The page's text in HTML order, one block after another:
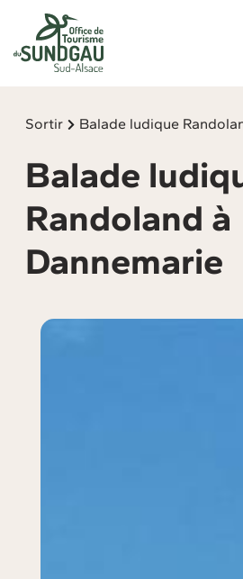
Sortir Balade ludique
Balade
Randoland à
Dannemarie
Panneau de gestion des cookies